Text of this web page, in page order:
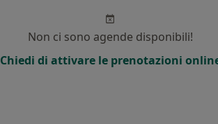
Non ci sono agende disponibili!
Chiedi di attivare le prenotazioni